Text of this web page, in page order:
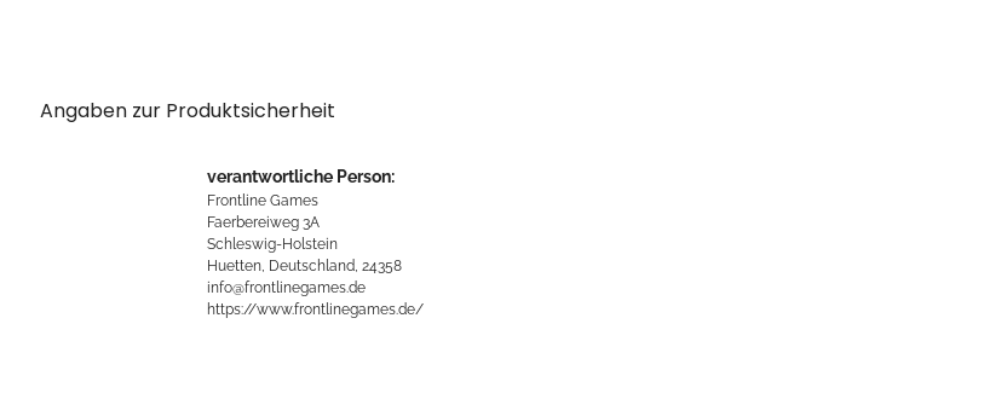
Angaben zur Produktsicherheit
verantwortliche Person:
Frontline Games
Faerbereiweg 3A
Schleswig-Holstein
Huetten, Deutschland, 24358
info@frontlinegames.de
https://www.frontlinegames.de/